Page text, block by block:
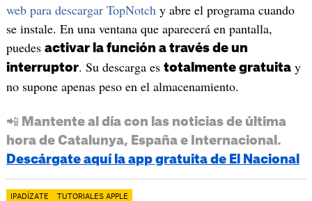
web para descargar TopNotch y abre el programa cuando
se instale. En una ventana que aparecerá en pantalla,
puedes activar la función a través de un
interruptor. Su descarga es totalmente gratuitay
no supone apenas peso en el almacenamiento.
📲 Mantente al día con las noticias de última
hora de Catalunya, España e Internacional.
Descárgate aquí la app gratuita de El Nacional
IPADÍZATE TUTORIALES APPLE